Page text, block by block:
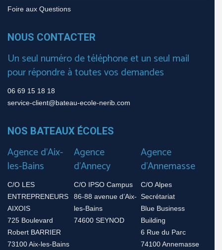
Foire aux Questions
NOUS CONTACTER
Un seul numéro de téléphone et un seul mail
pour répondre à toutes vos demandes
06 69 15 18 18
service-client@bateau-ecole-nerib.com
NOS BATEAUX ÉCOLES
Agence d’Aix-
les-Bains
C/O LES
ENTREPRENEURS
AIXOIS
725 Boulevard
Robert BARRIER
73100 Aix-les-Bains
Agence
d’Annecy
C/O IPSO Campus
86-88 avenue d’Aix-
les-Bains
74600 SEYNOD
Agence
d’Annemasse
C/O Alpes
Secrétariat
Blue Business
Building
6 Rue du Parc
74100 Annemasse